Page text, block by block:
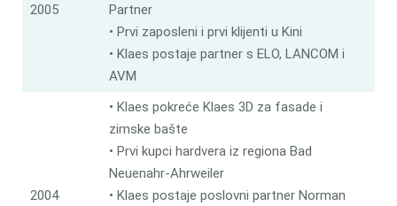
2005
Partner
• Prvi zaposleni i prvi klijenti u Kini
• Klaes postaje partner s ELO, LANCOM i
AVM
2004
• Klaes pokreće Klaes 3D za fasade i
zimske bašte
• Prvi kupci hardvera iz regiona Bad
Neuenahr-Ahrweiler
• Klaes postaje poslovni partner Norman